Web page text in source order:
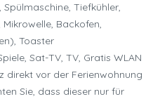
Tiefkühler,
Backofen,
Toaster
Sat-TV, TV, Gratis WLAN
direkt vor der Ferienwohnung
Sie, dass dieser nur für